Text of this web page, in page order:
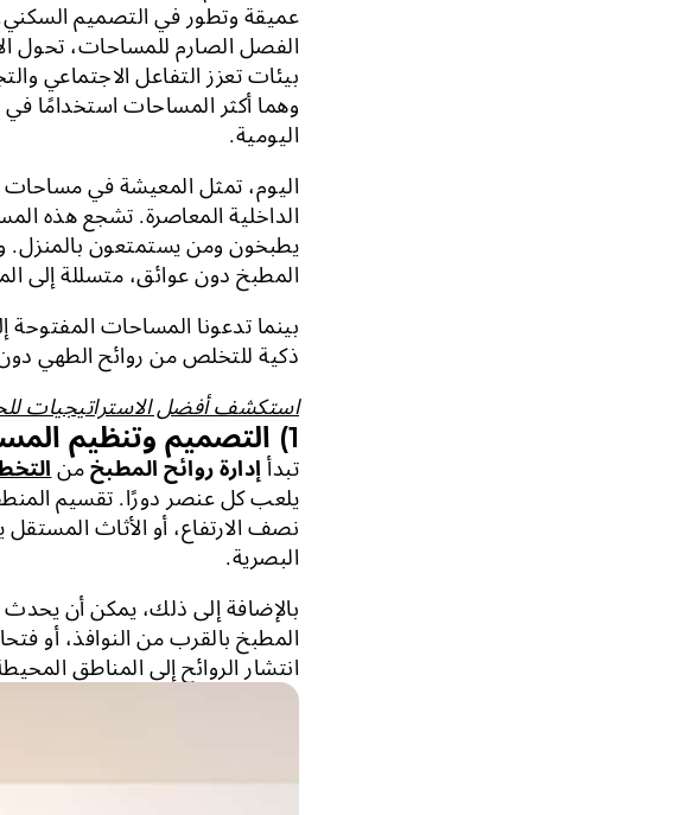
عميقة وتطور في التصميم السكني.
الفصل الصارم للمساحات، تحول
بيئات تعزز التفاعل الاجتماعي
وهما أكثر المساحات استخدامًا
اليومية.
اليوم، تمثل المعيشة في
الداخلية المعاصرة. تشجع هذه
يطبخون ومن يستمتعون بالمنزل.
المطبخ دون عوائق، متسللة إلى
بينما تدعونا المساحات المفتوحة
ذكية للتخلص من روائح الطهي
استكشف أفضل الاستراتيجيات
1) التصميم وتنظيم المساحة
تبدأ إدارة روائح المطبخ من
يلعب كل عنصر دورًا. تقسيم
نصف الارتفاع، أو الأثاث المستقل
البصرية.
بالإضافة إلى ذلك، يمكن أن يحدث
المطبخ بالقرب من النوافذ، أو
انتشار الروائح إلى المناطق